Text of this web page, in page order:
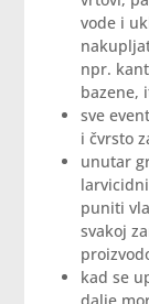
vode i
npr.
bazene,
sve
i čvrsto
unutar
puniti
svakoj
kad se